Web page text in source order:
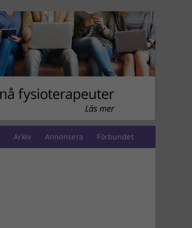
Arkiv Annonsera Förbundet